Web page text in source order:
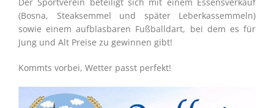
(Bosna, Steaksemmel und später Leberkassemmeln)
sowie einem aufblasbaren Fußballdart, bei dem es für
Jung und Alt Preise zu gewinnen gibt!
Kommts vorbei, Wetter passt perfekt!